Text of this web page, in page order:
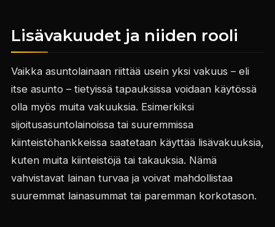
Lisävakuudet ja niiden rooli
Vaikka asuntolainaan riittää usein yksi vakuus – eli
itse asunto – tietyissä tapauksissa voidaan käytössä
olla myös muita vakuuksia. Esimerkiksi
sijoitusasuntolainoissa tai suuremmissa
kiinteistöhankkeissa saatetaan käyttää lisävakuuksia,
kuten muita kiinteistöjä tai takauksia. Nämä
vahvistavat lainan turvaa ja voivat mahdollistaa
suuremmat lainasummat tai paremman korkotason.